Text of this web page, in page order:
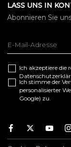
LASS UNS IN
Abonnieren Sie
Ich akzeptiere die
Ich stimme der
personalisierter
Google) zu.
a
w
Y
o